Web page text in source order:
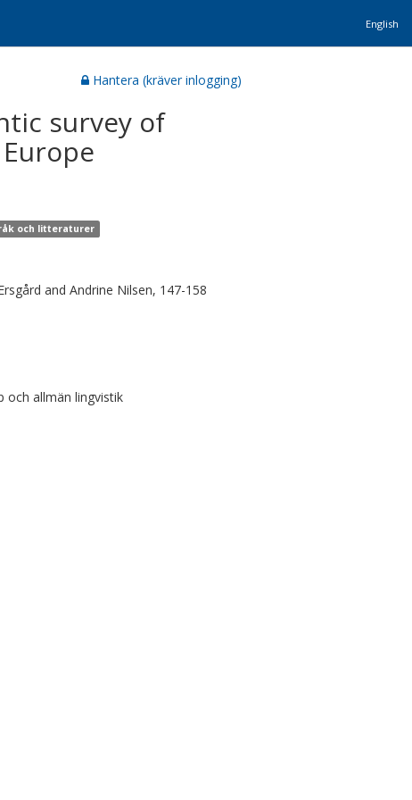
English
Hantera (kräver inlogging)
survey of
och litteraturer
and Andrine Nilsen, 147-158
och allmän lingvistik